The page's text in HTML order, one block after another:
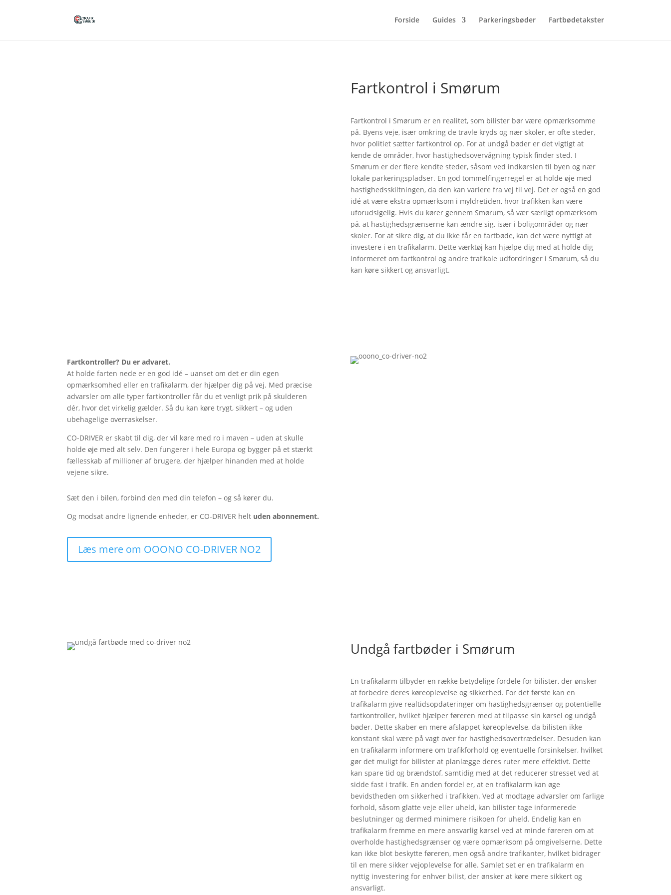
Forside Guides Parkeringsbøder Fartbødetakster
Fartkontrol i Smørum
Fartkontrol i Smørum er en realitet, som bilister bør være opmærksomme
på. Byens veje, især omkring de travle kryds og nær skoler, er ofte steder,
hvor politiet sætter fartkontrol op. For at undgå bøder er det vigtigt at
kende de områder, hvor hastighedsovervågning typisk finder sted. I
Smørum er der flere kendte steder, såsom ved indkørslen til byen og nær
lokale parkeringspladser. En god tommelfingerregel er at holde øje med
hastighedsskiltningen, da den kan variere fra vej til vej. Det er også en god
idé at være ekstra opmærksom i myldretiden, hvor trafikken kan være
uforudsigelig. Hvis du kører gennem Smørum, så vær særligt opmærksom
på, at hastighedsgrænserne kan ændre sig, især i boligområder og nær
skoler. For at sikre dig, at du ikke får en fartbøde, kan det være nyttigt at
investere i en trafikalarm. Dette værktøj kan hjælpe dig med at holde dig
informeret om fartkontrol og andre trafikale udfordringer i Smørum, så du
kan køre sikkert og ansvarligt.
Fartkontroller? Du er advaret.
At holde farten nede er en god idé – uanset om det er din egen
opmærksomhed eller en trafikalarm, der hjælper dig på vej. Med præcise
advarsler om alle typer fartkontroller får du et venligt prik på skulderen
dér, hvor det virkelig gælder. Så du kan køre trygt, sikkert – og uden
ubehagelige overraskelser.
CO-DRIVER er skabt til dig, der vil køre med ro i maven – uden at skulle
holde øje med alt selv. Den fungerer i hele Europa og bygger på et stærkt
fællesskab af millioner af brugere, der hjælper hinanden med at holde
vejene sikre.
Sæt den i bilen, forbind den med din telefon – og så kører du.
Og modsat andre lignende enheder, er CO-DRIVER helt uden abonnement.
Læs mere om OOONO CO-DRIVER NO2
Undgå fartbøder i Smørum
En trafikalarm tilbyder en række betydelige fordele for bilister, der ønsker
at forbedre deres køreoplevelse og sikkerhed. For det første kan en
trafikalarm give realtidsopdateringer om hastighedsgrænser og potentielle
fartkontroller, hvilket hjælper føreren med at tilpasse sin kørsel og undgå
bøder. Dette skaber en mere afslappet køreoplevelse, da bilisten ikke
konstant skal være på vagt over for hastighedsovertrædelser. Desuden kan
en trafikalarm informere om trafikforhold og eventuelle forsinkelser, hvilket
gør det muligt for bilister at planlægge deres ruter mere effektivt. Dette
kan spare tid og brændstof, samtidig med at det reducerer stresset ved at
sidde fast i trafik. En anden fordel er, at en trafikalarm kan øge
bevidstheden om sikkerhed i trafikken. Ved at modtage advarsler om farlige
forhold, såsom glatte veje eller uheld, kan bilister tage informerede
beslutninger og dermed minimere risikoen for uheld. Endelig kan en
trafikalarm fremme en mere ansvarlig kørsel ved at minde føreren om at
overholde hastighedsgrænser og være opmærksom på omgivelserne. Dette
kan ikke blot beskytte føreren, men også andre trafikanter, hvilket bidrager
til en mere sikker vejoplevelse for alle. Samlet set er en trafikalarm en
nyttig investering for enhver bilist, der ønsker at køre mere sikkert og
ansvarligt.